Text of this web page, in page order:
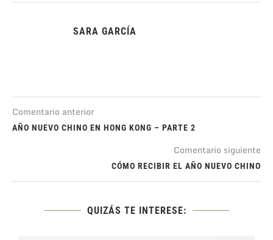
SARA GARCÍA
Comentario anterior
AÑO NUEVO CHINO EN HONG KONG – PARTE 2
Comentario siguiente
CÓMO RECIBIR EL AÑO NUEVO CHINO
QUIZÁS TE INTERESE: